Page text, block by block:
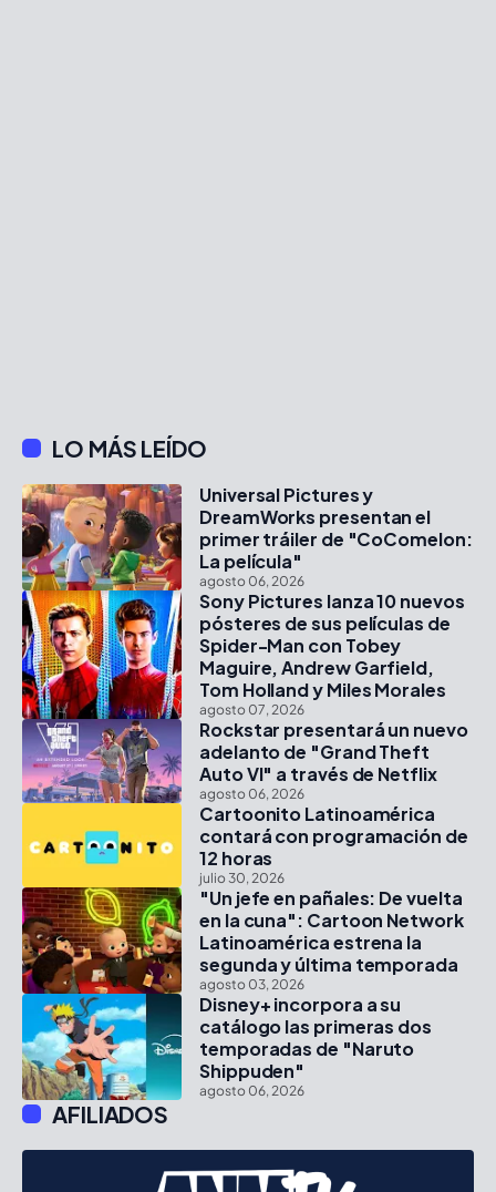
LO MÁS LEÍDO
Universal Pictures y
DreamWorks presentan el
primer tráiler de "CoComelon:
La película"
agosto 06, 2026
Sony Pictures lanza 10 nuevos
pósteres de sus películas de
Spider-Man con Tobey
Maguire, Andrew Garfield,
Tom Holland y Miles Morales
agosto 07, 2026
Rockstar presentará un nuevo
adelanto de "Grand Theft
Auto VI" a través de Netflix
agosto 06, 2026
Cartoonito Latinoamérica
contará con programación de
12 horas
julio 30, 2026
"Un jefe en pañales: De vuelta
en la cuna": Cartoon Network
Latinoamérica estrena la
segunda y última temporada
agosto 03, 2026
Disney+ incorpora a su
catálogo las primeras dos
temporadas de "Naruto
Shippuden"
agosto 06, 2026
AFILIADOS